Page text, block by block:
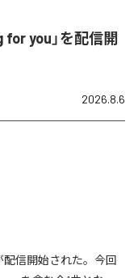
you」を配信開
2026.8.6
配信開始された。今回